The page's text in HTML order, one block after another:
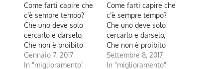
​Come farti capire che
c’è sempre tempo?
Che uno deve solo
cercarlo e darselo,
Che non è proibito
amare, Che le ferite si
rimarginano, Che le
Gennaio 7, 2017
In "miglioramento"
Come farti capire che
c’è sempre tempo?
Che uno deve solo
cercarlo e darselo,
Che non è proibito
amare, Che le ferite si
rimarginano, Che le
Settembre 8, 2017
In "miglioramento"